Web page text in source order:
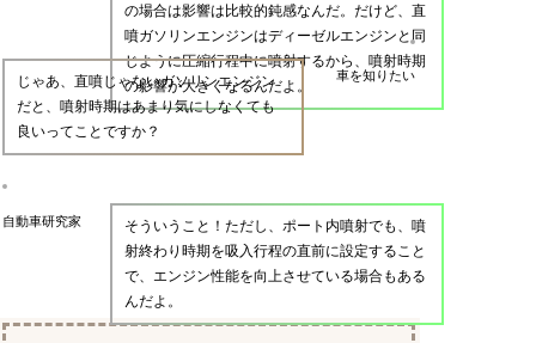
の場合は影響は比較的鈍感なんだ。だけど、直
噴ガソリンエンジンはディーゼルエンジンと同
じように圧縮行程中に噴射するから、噴射時期
の影響が大きくなるんだよ。
車を知りたい
じゃあ、直噴じゃないガソリンエンジン
だと、噴射時期はあまり気にしなくても
良いってことですか？
自動車研究家
そういうこと！ただし、ポート内噴射でも、噴
射終わり時期を吸入行程の直前に設定すること
で、エンジン性能を向上させている場合もある
んだよ。